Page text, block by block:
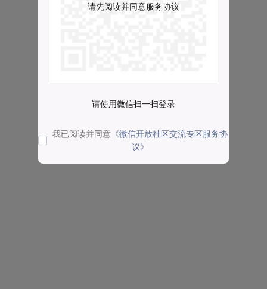
请先阅读并同意服务协议
请使用微信扫一扫登录
我已阅读并同意 《微信开放社区交流专区服务协
议》